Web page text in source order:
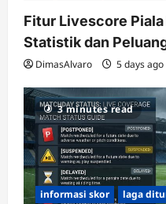
Fitur Livescore
Statistik dan
DimasAlvaro 5 days ago
3 minutes read
informasi skor laga